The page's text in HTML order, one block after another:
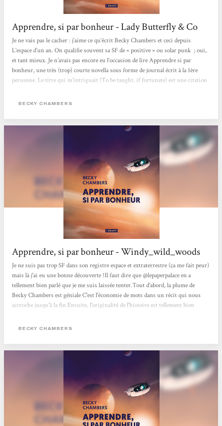
Apprendre, si par bonheur - Lady Butterfly & Co
Je ne vais pas le cacher : j’aime ce qu’écrit Becky Chambers et ceci depuis
L’espace d’un an. On qualifie souvent sa SF de « positive » ou solar punk ; oui,
et tant mieux. Je n’avais pas encore eu l’occasion de lire Apprendre si par
bonheur, une très (trop) courte novella sous forme de journal écrit à la 1ère
personne. Le titre qui m’intriguait (To be taught, if fortunate) est une citation
sonde Voyager, en 1977. Nous suivons un petit équipage,...
BECKY CHAMBERS
Apprendre, si par bonheur - Windy_wild_woods
Je ne suis pas trop SF dans son registre espace et extraterrestre (ça me fait peur)
mais là j'ai eu une bonne découverte !Il faut dire que @lepaperpalace en a
tellement bien parlé que je me suis laissée tenter.Tout d'abord, la plume de
Becky Chambers est géniale C'est l'économie de mots dans un récit qui nous
accroche jusqu'à la fin.Ensuite, l'originalité de l'histoire est tellement bien
domaine !C'est sans aucun doute une de mes lectures coup de cœur de l'année
BECKY CHAMBERS